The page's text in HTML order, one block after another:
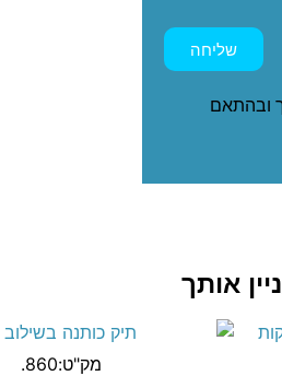
שליחה
ובהתאם
אותך
מק"ט:860.